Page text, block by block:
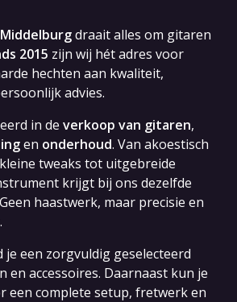
draait alles om gitaren
2015 zijn wij hét adres voor
hechten aan kwaliteit,
advies.
in de verkoop van gitaren,
en onderhoud. Van akoestisch
tweaks tot uitgebreide
krijgt bij ons dezelfde
haastwerk, maar precisie en
je een zorgvuldig geselecteerd
en accessoires. Daarnaast kun je
een complete setup, fretwerk en